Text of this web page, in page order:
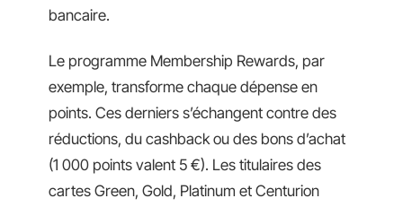
bancaire.
Le programme Membership Rewards, par
exemple, transforme chaque dépense en
points. Ces derniers s’échangent contre des
réductions, du cashback ou des bons d’achat
(1 000 points valent 5 €). Les titulaires des
cartes Green, Gold, Platinum et Centurion